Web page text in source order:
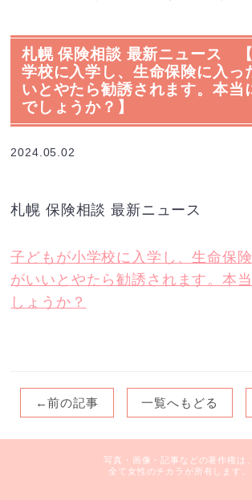
札幌 保険相談 最新ニュース
学校に入学し、生命保険に入っ
いとやたら勧誘されます。本当
でしょうか？】
2024.05.02
札幌 保険相談 最新ニュース
子どもが小学校に入学し、生命保
がいいとやたら勧誘されます。本
しょうか？
←前の記事 一覧へもどる
写真・画像・記事などの著作権は、
全て女性のチカラが所有します。